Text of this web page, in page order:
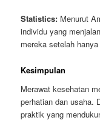
Statistics: Menurut
individu yang
mereka setelah
Kesimpulan
Merawat kesehatan
perhatian dan usaha.
praktik yang